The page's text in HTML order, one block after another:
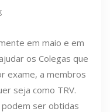
em maio e em
os Colegas que
exame, a membros
seja como TRV.
ser obtidas